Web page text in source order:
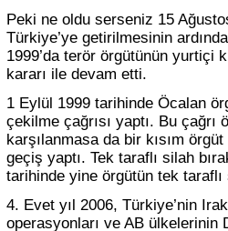
Peki ne oldu serseniz 15
Türkiye’ye getirilmesinin
1999’da terör örgütünün yurtiçi
kararı ile devam etti.
1 Eylül 1999 tarihinde Öcalan
çekilme çağrısı yaptı. Bu
karşılanmasa da bir kısım
geçiş yaptı. Tek taraflı silah
tarihinde yine örgütün tek
4. Evet yıl 2006, Türkiye’nin
operasyonları ve AB ülkelerinin